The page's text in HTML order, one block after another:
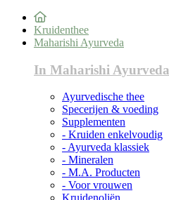
Kruidenthee
Maharishi Ayurveda
In Maharishi Ayurveda
Ayurvedische thee
Specerijen & voeding
Supplementen
- Kruiden enkelvoudig
- Ayurveda klassiek
- Mineralen
- M.A. Producten
- Voor vrouwen